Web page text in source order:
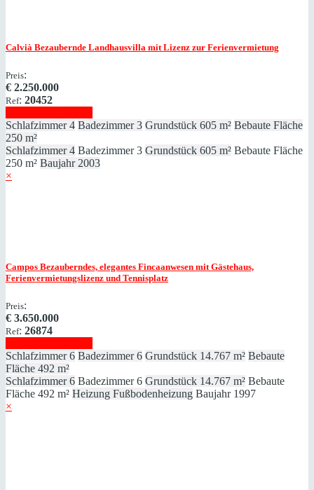
Calvià Bezaubernde Landhausvilla mit Lizenz zur Ferienvermietung
Preis:
€ 2.250.000
Ref: 20452
Schlafzimmer 4 Badezimmer 3 Grundstück 605 m² Bebaute Fläche
250 m²
Schlafzimmer 4 Badezimmer 3 Grundstück 605 m² Bebaute Fläche
250 m² Baujahr 2003
×
Campos Bezauberndes, elegantes Fincaanwesen mit Gästehaus,
Ferienvermietungslizenz und Tennisplatz
Preis:
€ 3.650.000
Ref: 26874
Schlafzimmer 6 Badezimmer 6 Grundstück 14.767 m² Bebaute
Fläche 492 m²
Schlafzimmer 6 Badezimmer 6 Grundstück 14.767 m² Bebaute
Fläche 492 m² Heizung Fußbodenheizung Baujahr 1997
×